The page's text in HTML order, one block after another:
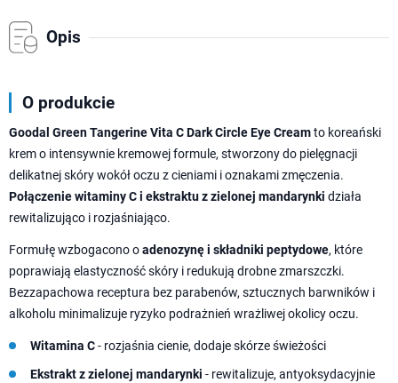
Opis
O produkcie
Goodal Green Tangerine Vita C Dark Circle Eye Creamto koreański
krem o intensywnie kremowej formule, stworzony do pielęgnacji
delikatnej skóry wokół oczu z cieniami i oznakami zmęczenia.
Połączenie witaminy C i ekstraktu z zielonej mandarynki działa
rewitalizująco i rozjaśniająco.
Formułę wzbogacono oadenozynę i składniki peptydowe, które
poprawiają elastyczność skóry i redukują drobne zmarszczki.
Bezzapachowa receptura bez parabenów, sztucznych barwników i
alkoholu minimalizuje ryzyko podrażnień wrażliwej okolicy oczu.
Witamina C- rozjaśnia cienie, dodaje skórze świeżości
Ekstrakt z zielonej mandarynki - rewitalizuje, antyoksydacyjnie